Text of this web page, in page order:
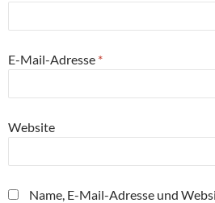
E-Mail-Adresse *
Website
Name, E-Mail-Adresse und